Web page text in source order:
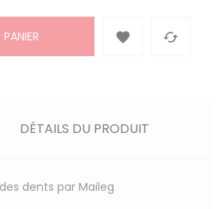
 
DÉTAILS DU PRODUIT
dents par Maileg